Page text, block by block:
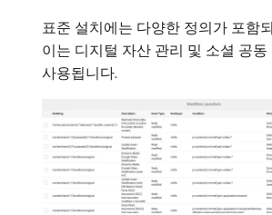
표준 설치에는 다양한 정의가 포함
이는 디지털 자산 관리 및 소셜 공동
사용됩니다.